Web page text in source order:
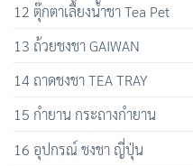
12 ตุ๊กตาเลื้ยงน้ำชา Tea Pet
13 ถ้วยชงชา GAIWAN
14 ถาดชงชา TEA TRAY
15 กำยาน กระถางกำยาน
16 อุปกรณ์ ชงชา ญี่ปุ่น